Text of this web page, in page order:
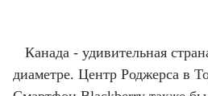
Канада - удивительная
диаметре. Центр Роджерса в